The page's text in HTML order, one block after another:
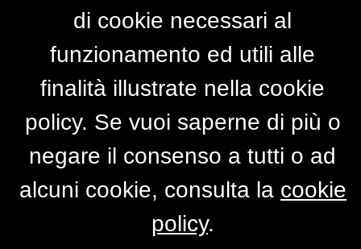
di cookie necessari al
funzionamento ed utili alle
finalità illustrate nella cookie
policy. Se vuoi saperne di più o
negare il consenso a tutti o ad
alcuni cookie, consulta la cookie
policy.